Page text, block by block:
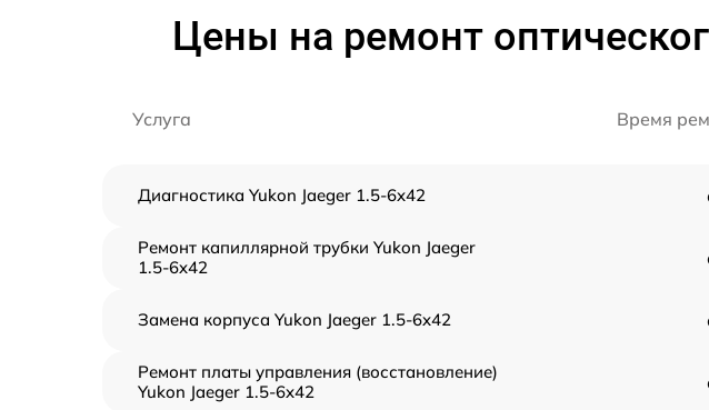
Цены на ремонт
Услуга Время
Диагностика Yukon Jaeger 1.5-6x42
Ремонт капиллярной трубки Yukon Jaeger
1.5-6x42
Замена корпуса Yukon Jaeger 1.5-6x42
Ремонт платы управления (восстановление)
Yukon Jaeger 1.5-6x42